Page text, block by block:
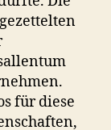
für diese